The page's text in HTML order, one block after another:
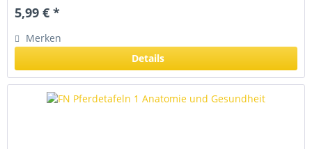
5,99 € *
Merken
Details